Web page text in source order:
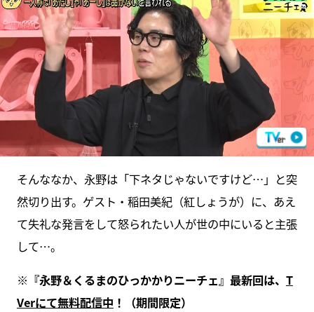
そんななか、永野は「下ネタじゃないですけど…」と突
然切り出す。ゲスト・稲田美紀（紅しょうが）に、あえ
て失礼な発言をして怒られたい人が世の中にいると主張
して…。
※ 『永野＆くるまのひっかかりニーチェ』最新回は、 T
Verにて無料配信中 ！（期間限定）